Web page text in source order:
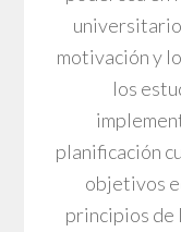
motivación y
los
planificación
objetivos
principios de